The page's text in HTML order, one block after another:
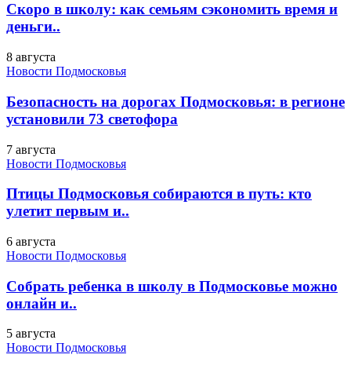
Скоро в школу: как семьям сэкономить время и
деньги..
8 августа
Новости Подмосковья
Безопасность на дорогах Подмосковья: в регионе
установили 73 светофора
7 августа
Новости Подмосковья
Птицы Подмосковья собираются в путь: кто
улетит первым и..
6 августа
Новости Подмосковья
Собрать ребенка в школу в Подмосковье можно
онлайн и..
5 августа
Новости Подмосковья